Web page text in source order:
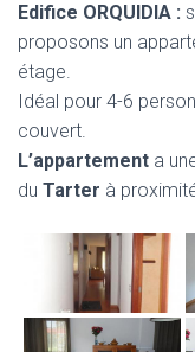
Edifice ORQUIDIA :
proposons un
étage.
Idéal pour 4-6
couvert.
L’appartement a
du Tarter à